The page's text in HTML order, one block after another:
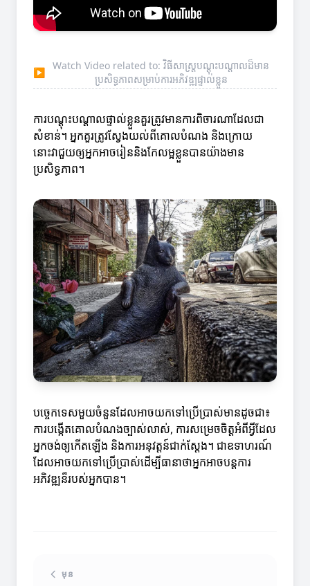
▶
Watch Video related to: វិធីសាស្ត្របណ្តុះបណ្តាលដ៏មាន
ប្រសិទ្ធភាពសម្រាប់ការអភិវឌ្ឍផ្ទាល់ខ្លួន
ការបណ្តុះបណ្តាលផ្ទាល់ខ្លួនគួរត្រូវមានការពិចារណាដែលជា
សំខាន់។ អ្នកគួរត្រូវស្វែងយល់ពីគោលបំណង និងក្រោយ
នោះវាជួយឲ្យអ្នកអាចរៀននិងកែលម្អខ្លួនបានយ៉ាងមាន
ប្រសិទ្ធភាព។
បច្ចេកទេសមួយចំនួនដែលអាចយកទៅប្រើប្រាស់មានដូចជា៖
ការបង្កើតគោលបំណងច្បាស់លាស់, ការសម្រេចចិត្តអំពីអ្វីដែល
អ្នកចង់ឲ្យកើតឡើង និងការអនុវត្តន៍ជាក់ស្តែង។ ជាឧទាហរណ៍
ដែលអាចយកទៅប្រើប្រាស់ដើម្បីធានាថាអ្នកអាចបន្តការ
អភិវឌ្ឍន៏របស់អ្នកបាន។
មុន